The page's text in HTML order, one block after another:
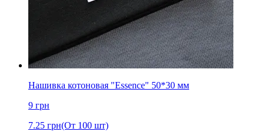
Нашивка котоновая "Essence" 50*30 мм
9 грн
7.25 грн(От 100 шт)